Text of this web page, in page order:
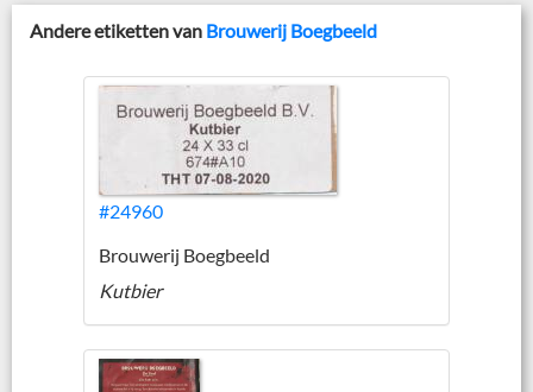
Andere etiketten van Brouwerij Boegbeeld
#24960
Brouwerij Boegbeeld
Kutbier